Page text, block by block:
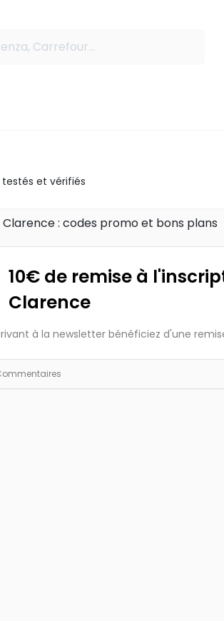
et vérifiés
: codes promo et bons plans
10€ de remise à
Clarence
à la newsletter bénéficiez d'une